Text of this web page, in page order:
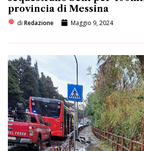
provincia di Messina
di Redazione Maggio 9, 2024